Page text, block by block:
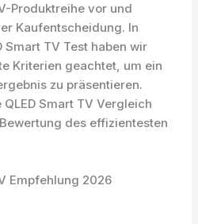
Produktreihe vor und
Kaufentscheidung. In
Smart TV Test haben wir
Kriterien geachtet, um ein
zu präsentieren.
Smart TV Vergleich
des effizientesten
Empfehlung 2026